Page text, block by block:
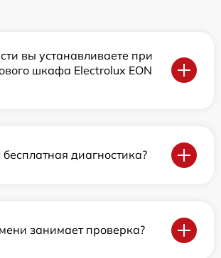
вы устанавливаете при
шкафа Electrolux EON
бесплатная диагностика?
занимает проверка?